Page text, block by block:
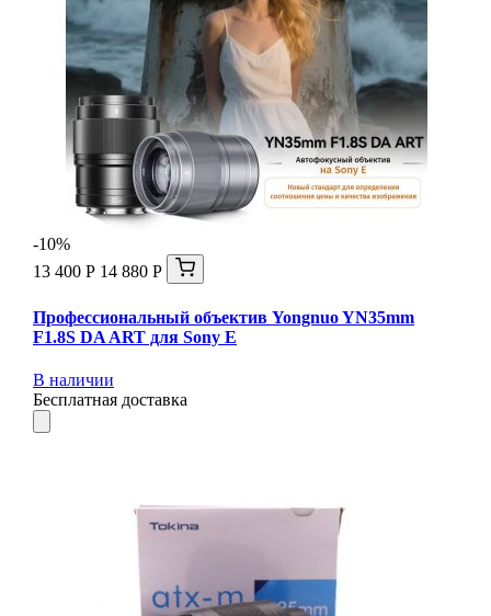
-10%
13 400 Р 14 880 Р
Профессиональный объектив Yongnuo YN35mm
F1.8S DA ART для Sony E
В наличии
Бесплатная доставка